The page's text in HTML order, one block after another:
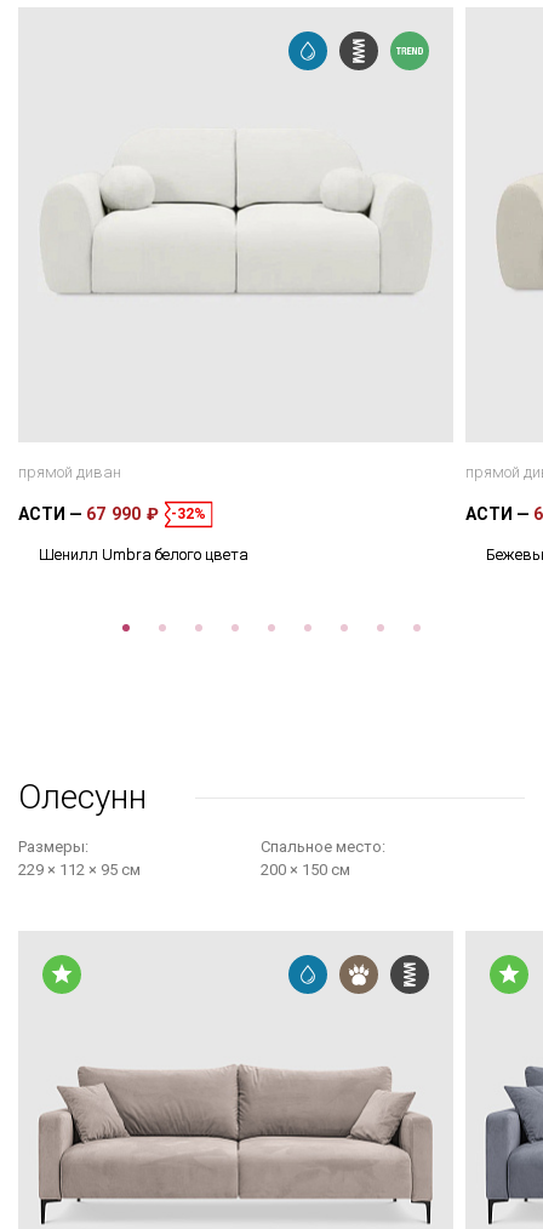
прямой диван
АСТИ 67 990 ₽ -32%
Шенилл Umbra белого цвета
прямой
АСТИ
Олесунн
Размеры:
229 × 112 × 95 см
Cпальное место:
200 × 150 см